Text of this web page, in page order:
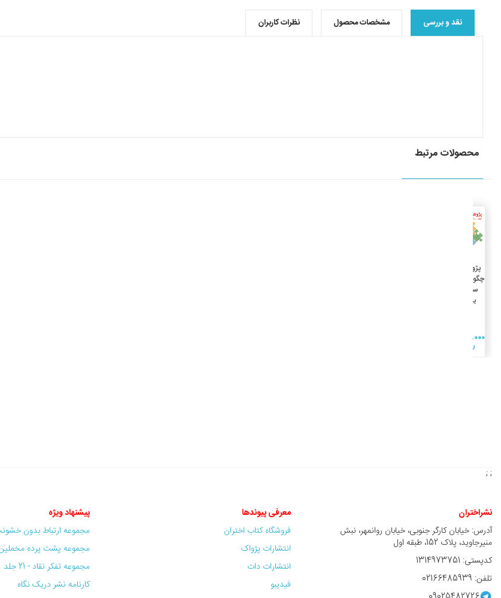
نقد و بررسی مشخصات محصول نظرات کاربران
محصولات مرتبط
پژوهش
چگونه باید
سامان
یابد؟
2,500,000
ريال
; ;
نشراختران
آدرس: خیابان کارگر جنوبی، خیابان روانمهر، نبش
منیرجاوید، پلاک 152، طبقه اول
کدپستی: 1314973751
تلفن: 02166485939
معرفی پیوندها
فروشگاه کتاب اختران
انتشارات پژواک
انتشارات دات
فیدیبو
پیشنهاد ویژه
مجموعه ارتباط بدون
مجموعه پشت پرده
مجموعه تفکر نقاد - 21 جلد
کارنامه نشر دریک نگاه